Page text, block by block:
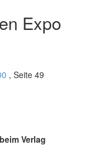
Expo
, Seite 49
Verlag